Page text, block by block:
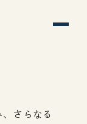
さらなる